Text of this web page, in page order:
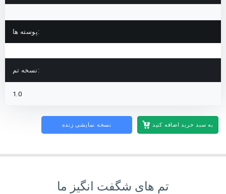
پوسته ها:
نسخه تم:
1.0
نسخه نمایشی زنده به سبد خرید اضافه کنید
تم های شگفت انگیز ما